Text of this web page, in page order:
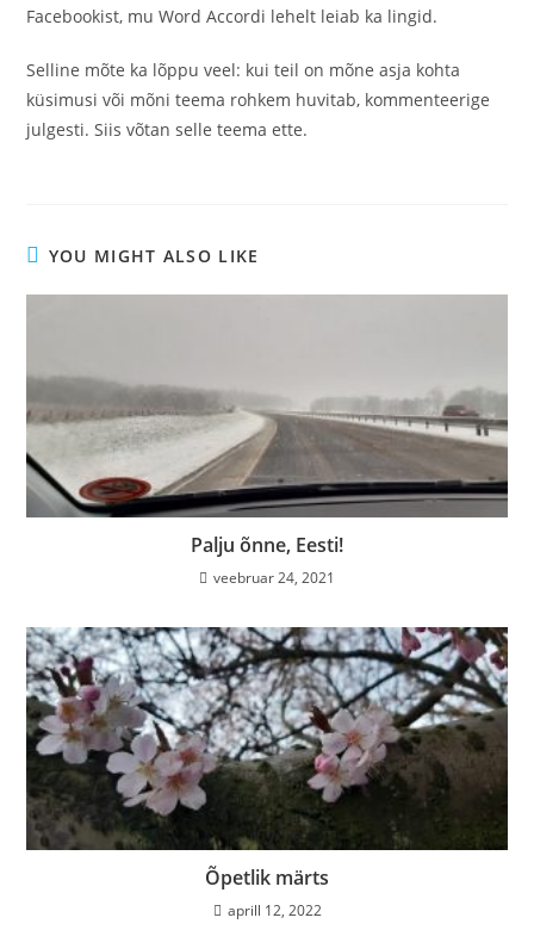
Facebookist, mu Word Accordi lehelt leiab ka lingid.
Selline mõte ka lõppu veel: kui teil on mõne asja kohta
küsimusi või mõni teema rohkem huvitab, kommenteerige
julgesti. Siis võtan selle teema ette.
YOU MIGHT ALSO LIKE
Palju õnne, Eesti!
veebruar 24, 2021
Õpetlik märts
aprill 12, 2022